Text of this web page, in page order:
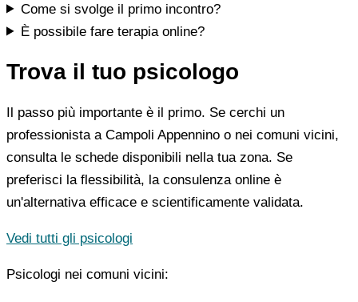
Come si svolge il primo incontro?
È possibile fare terapia online?
Trova il tuo psicologo
Il passo più importante è il primo. Se cerchi un
professionista a Campoli Appennino o nei comuni vicini,
consulta le schede disponibili nella tua zona. Se
preferisci la flessibilità, la consulenza online è
un'alternativa efficace e scientificamente validata.
Vedi tutti gli psicologi
Psicologi nei comuni vicini: